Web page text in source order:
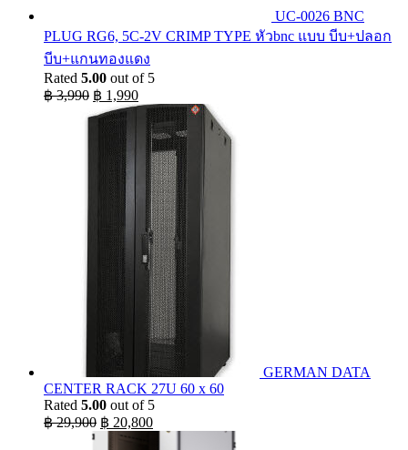
UC-0026 BNC
PLUG RG6, 5C-2V CRIMP TYPE หัวbnc แบบ บีบ+ปลอก
บีบ+แกนทองแดง
Rated 5.00 out of 5
฿3,990 Original
price
was:
฿ 3,990.
฿ 1,990Current
price
is:
฿ 1,990.
GERMAN DATA
CENTER RACK 27U 60 x 60
Rated 5.00 out of 5
฿29,900 Original
price
฿ 20,800Current
price